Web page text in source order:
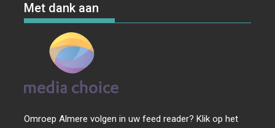
Met dank aan
Omroep Almere volgen in uw feed reader? Klik op het